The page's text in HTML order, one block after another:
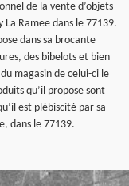
de la vente d’objets
La Ramee dans le 77139.
dans sa brocante
des bibelots et bien
magasin de celui-ci le
qu’il propose sont
est plébiscité par sa
dans le 77139.